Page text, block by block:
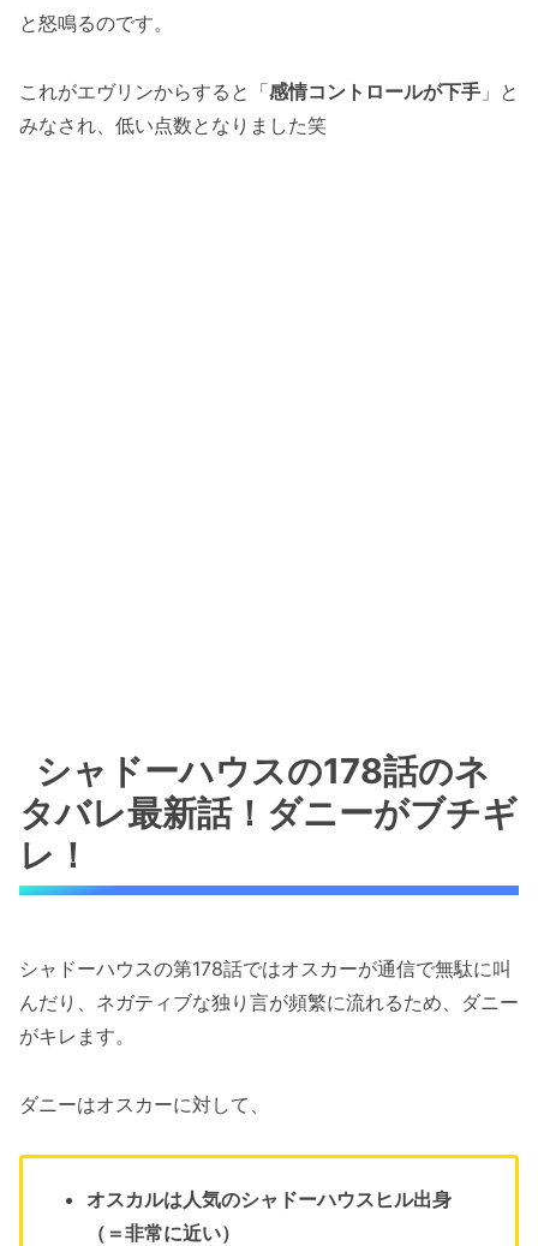
と怒鳴るのです。
これがエヴリンからすると「感情コントロールが下手 」と
みなされ、低い点数となりました笑
シャドーハウスの178話のネ
タバレ最新話！ダニーがブチギ
レ！
シャドーハウスの第178話ではオスカーが通信で無駄に叫
んだり、ネガティブな独り言が頻繁に流れるため、ダニー
がキレます。
ダニーはオスカーに対して、
オスカルは人気のシャドーハウスヒル出身
（＝非常に近い）